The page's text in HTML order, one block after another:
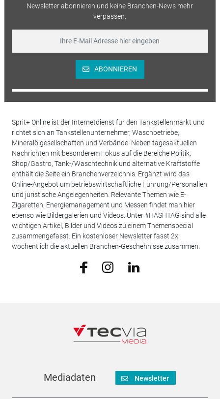
Newsletter abonnieren und keine Branchen-News mehr
verpassen.
ABONNIEREN
Sprit+ Online ist der Internetdienst für den Tankstellenmarkt und
richtet sich an Tankstellenunternehmer, Waschbetriebe,
Mineralölgesellschaften und Verbände. Neben tagesaktuellen
Nachrichten mit besonderem Fokus auf die Bereiche Politik,
Shop/Gastro, Tank-/Waschtechnik und alternative Kraftstoffe
enthält die Seite ein Branchenverzeichnis. Ergänzt wird das
Online-Angebot um betriebswirtschaftliche Führung/Personalien
und juristische Angelegenheiten. Relevante Themen wie E-
Zigaretten, Energiemanagement und Messen findet man hier
ebenso wie Bildergalerien und Videos. Unter #HASHTAG sind alle
wichtigen Artikel, Bilder und Videos zu einem Themenspecial
zusammengefasst. Ein kostenloser Newsletter fasst 2x
wöchentlich die aktuellen Branchen-Geschehnisse zusammen.
Mediadaten Newsletter